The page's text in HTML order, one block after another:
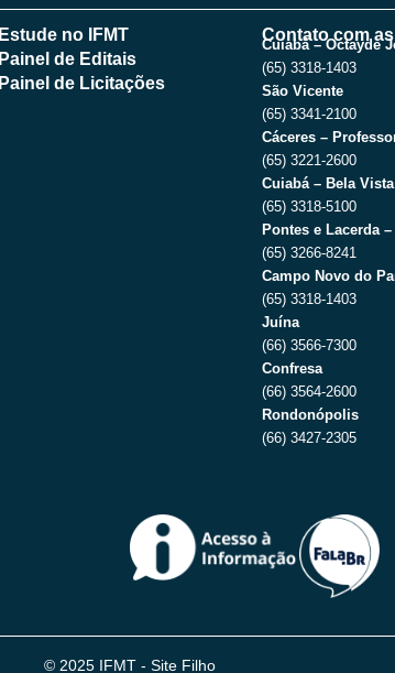
b
i
u
b
e
a
g
r
a
m
Estude no IFMT
Painel de Editais
Painel de Licitações
Contato com
Cuiabá – Octayde
(65) 3318-1403
São Vicente
(65) 3341-2100
Cáceres –
(65) 3221-2600
Cuiabá – Bela Vista
(65) 3318-5100
Pontes e Lacerda
(65) 3266-8241
Campo Novo do
(65) 3318-1403
Juína
(66) 3566-7300
Confresa
(66) 3564-2600
Rondonópolis
(66) 3427-2305
© 2025 IFMT - Site Filho